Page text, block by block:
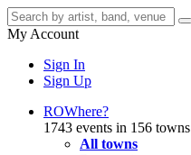
My Account
Sign In
Sign Up
ROWhere?
1743 events in 156 towns
All towns